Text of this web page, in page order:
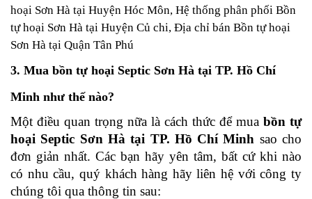
hoại Sơn Hà tại Huyện Hóc Môn, Hệ thống phân phối Bồn
tự hoại Sơn Hà tại Huyện Củ chi, Địa chỉ bán Bồn tự hoại
Sơn Hà tại Quận Tân Phú
3. Mua bồn tự hoại Septic Sơn Hà tại TP. Hồ Chí
Minh như thế nào?
Một điều quan trọng nữa là cách thức để mua bồn tự
hoại Septic Sơn Hà tại TP. Hồ Chí Minh sao cho
đơn giản nhất. Các bạn hãy yên tâm, bất cứ khi nào
có nhu cầu, quý khách hàng hãy liên hệ với công ty
chúng tôi qua thông tin sau: